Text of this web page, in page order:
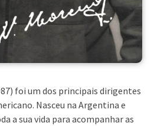
foi um dos principais dirigentes
Nasceu na Argentina e
a sua vida para acompanhar as